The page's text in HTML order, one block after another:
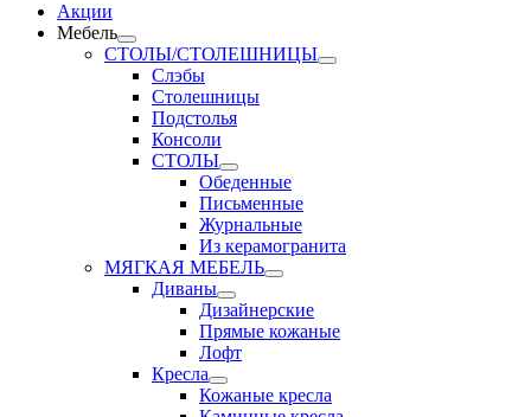
Акции
Мебель
СТОЛЫ/СТОЛЕШНИЦЫ
Слэбы
Столешницы
Подстолья
Консоли
СТОЛЫ
Обеденные
Письменные
Журнальные
Из керамогранита
МЯГКАЯ МЕБЕЛЬ
Диваны
Дизайнерские
Прямые кожаные
Лофт
Кресла
Кожаные кресла